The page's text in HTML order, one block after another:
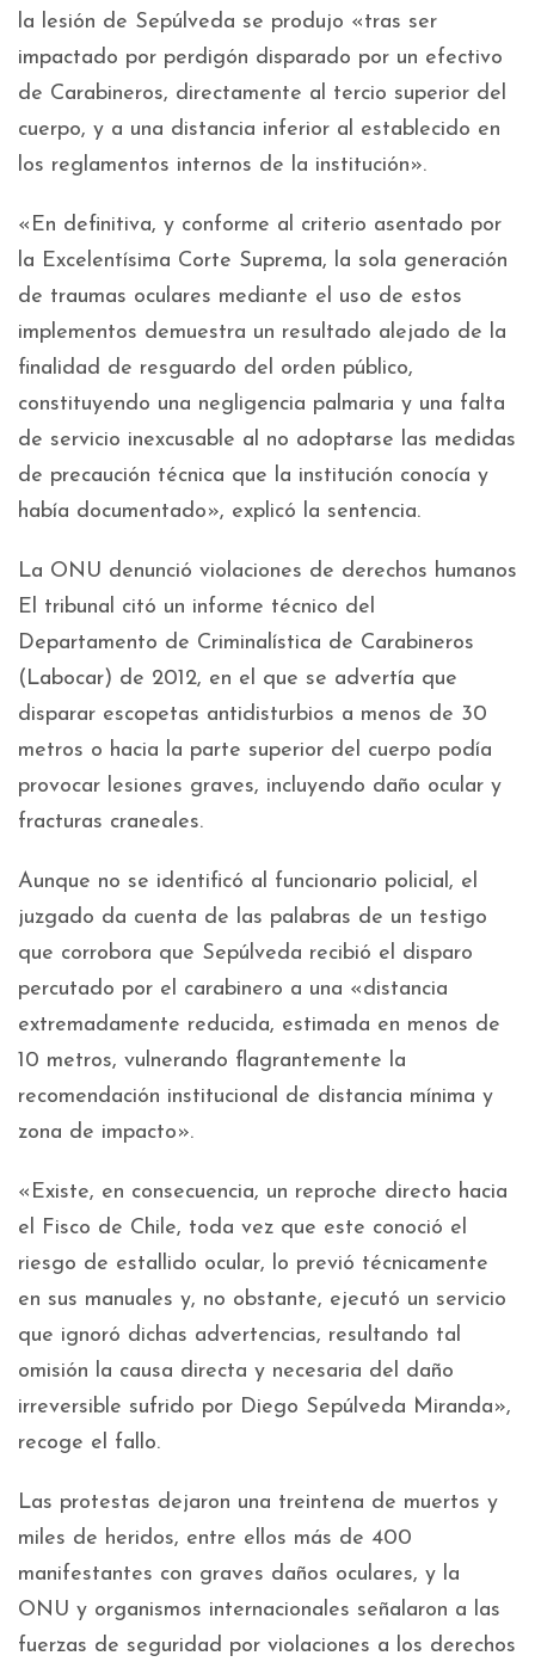
la lesión de Sepúlveda se produjo «tras ser
impactado por perdigón disparado por un efectivo
de Carabineros, directamente al tercio superior del
cuerpo, y a una distancia inferior al establecido en
los reglamentos internos de la institución».
«En definitiva, y conforme al criterio asentado por
la Excelentísima Corte Suprema, la sola generación
de traumas oculares mediante el uso de estos
implementos demuestra un resultado alejado de la
finalidad de resguardo del orden público,
constituyendo una negligencia palmaria y una falta
de servicio inexcusable al no adoptarse las medidas
de precaución técnica que la institución conocía y
había documentado», explicó la sentencia.
La ONU denunció violaciones de derechos humanos
El tribunal citó un informe técnico del
Departamento de Criminalística de Carabineros
(Labocar) de 2012, en el que se advertía que
disparar escopetas antidisturbios a menos de 30
metros o hacia la parte superior del cuerpo podía
provocar lesiones graves, incluyendo daño ocular y
fracturas craneales.
Aunque no se identificó al funcionario policial, el
juzgado da cuenta de las palabras de un testigo
que corrobora que Sepúlveda recibió el disparo
percutado por el carabinero a una «distancia
extremadamente reducida, estimada en menos de
10 metros, vulnerando flagrantemente la
recomendación institucional de distancia mínima y
zona de impacto».
«Existe, en consecuencia, un reproche directo hacia
el Fisco de Chile, toda vez que este conoció el
riesgo de estallido ocular, lo previó técnicamente
en sus manuales y, no obstante, ejecutó un servicio
que ignoró dichas advertencias, resultando tal
omisión la causa directa y necesaria del daño
irreversible sufrido por Diego Sepúlveda Miranda»,
recoge el fallo.
Las protestas dejaron una treintena de muertos y
miles de heridos, entre ellos más de 400
manifestantes con graves daños oculares, y la
ONU y organismos internacionales señalaron a las
fuerzas de seguridad por violaciones a los derechos